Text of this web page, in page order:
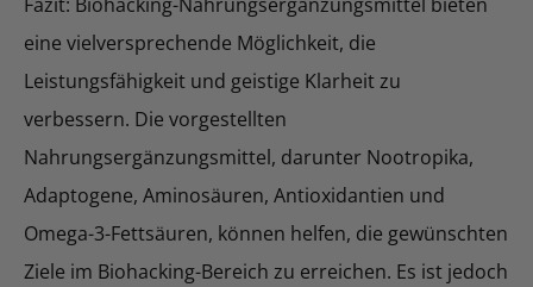
Fazit: Biohacking-Nahrungsergänzungsmittel bieten
eine vielversprechende Möglichkeit, die
Leistungsfähigkeit und geistige Klarheit zu
verbessern. Die vorgestellten
Nahrungsergänzungsmittel, darunter Nootropika,
Adaptogene, Aminosäuren, Antioxidantien und
Omega-3-Fettsäuren, können helfen, die gewünschten
Ziele im Biohacking-Bereich zu erreichen. Es ist jedoch